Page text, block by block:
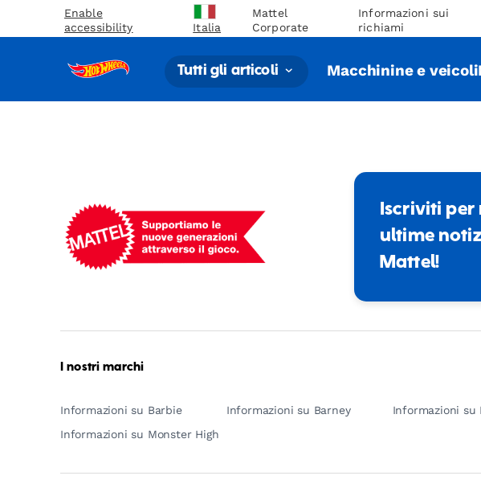
Enable
accessibility
Italia
Mattel
Corporate
Informazioni sui
richiami
Tutti gli articoli Macchinine e veicoli
Iscriviti per
ultime
Mattel!
I nostri marchi
Informazioni su Barbie Informazioni su Barney Informazioni su
Informazioni su Monster High